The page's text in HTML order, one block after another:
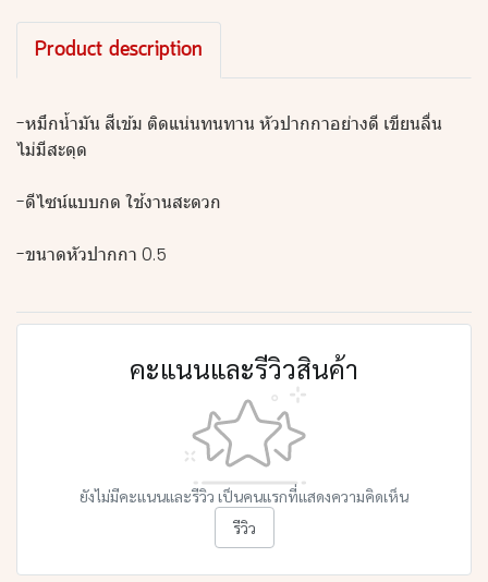
Product description
-หมึกน้ำมัน สีเข้ม ติดแน่นทนทาน หัวปากกาอย่างดี เขียนลื่น
ไม่มีสะดุด
-ดีไซน์แบบกด ใช้งานสะดวก
-ขนาดหัวปากกา 0.5
คะแนนและรีวิวสินค้า
ยังไม่มีคะแนนและรีวิว เป็นคนแรกที่แสดงความคิดเห็น
รีวิว